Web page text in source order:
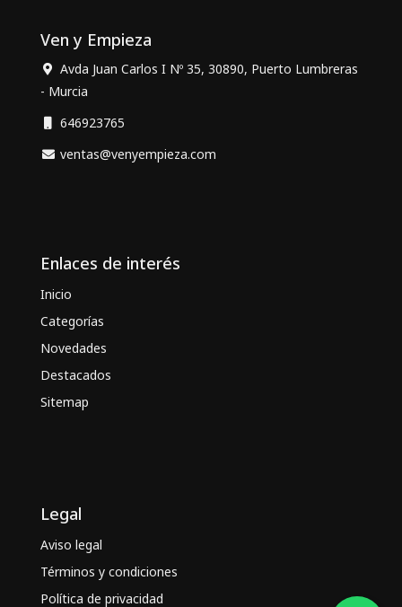
Ven y Empieza
Avda Juan Carlos I Nº 35, 30890, Puerto Lumbreras
- Murcia
646923765
ventas@venyempieza.com
Enlaces de interés
Inicio
Categorías
Novedades
Destacados
Sitemap
Legal
Aviso legal
Términos y condiciones
Política de privacidad